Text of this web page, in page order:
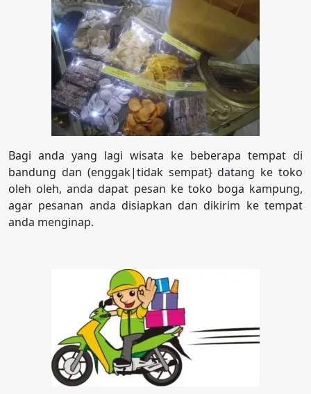
Bagi anda yang lagi wisata ke beberapa tempat di
bandung dan (enggak|tidak sempat} datang ke toko
oleh oleh, anda dapat pesan ke toko boga kampung,
agar pesanan anda disiapkan dan dikirim ke tempat
anda menginap.